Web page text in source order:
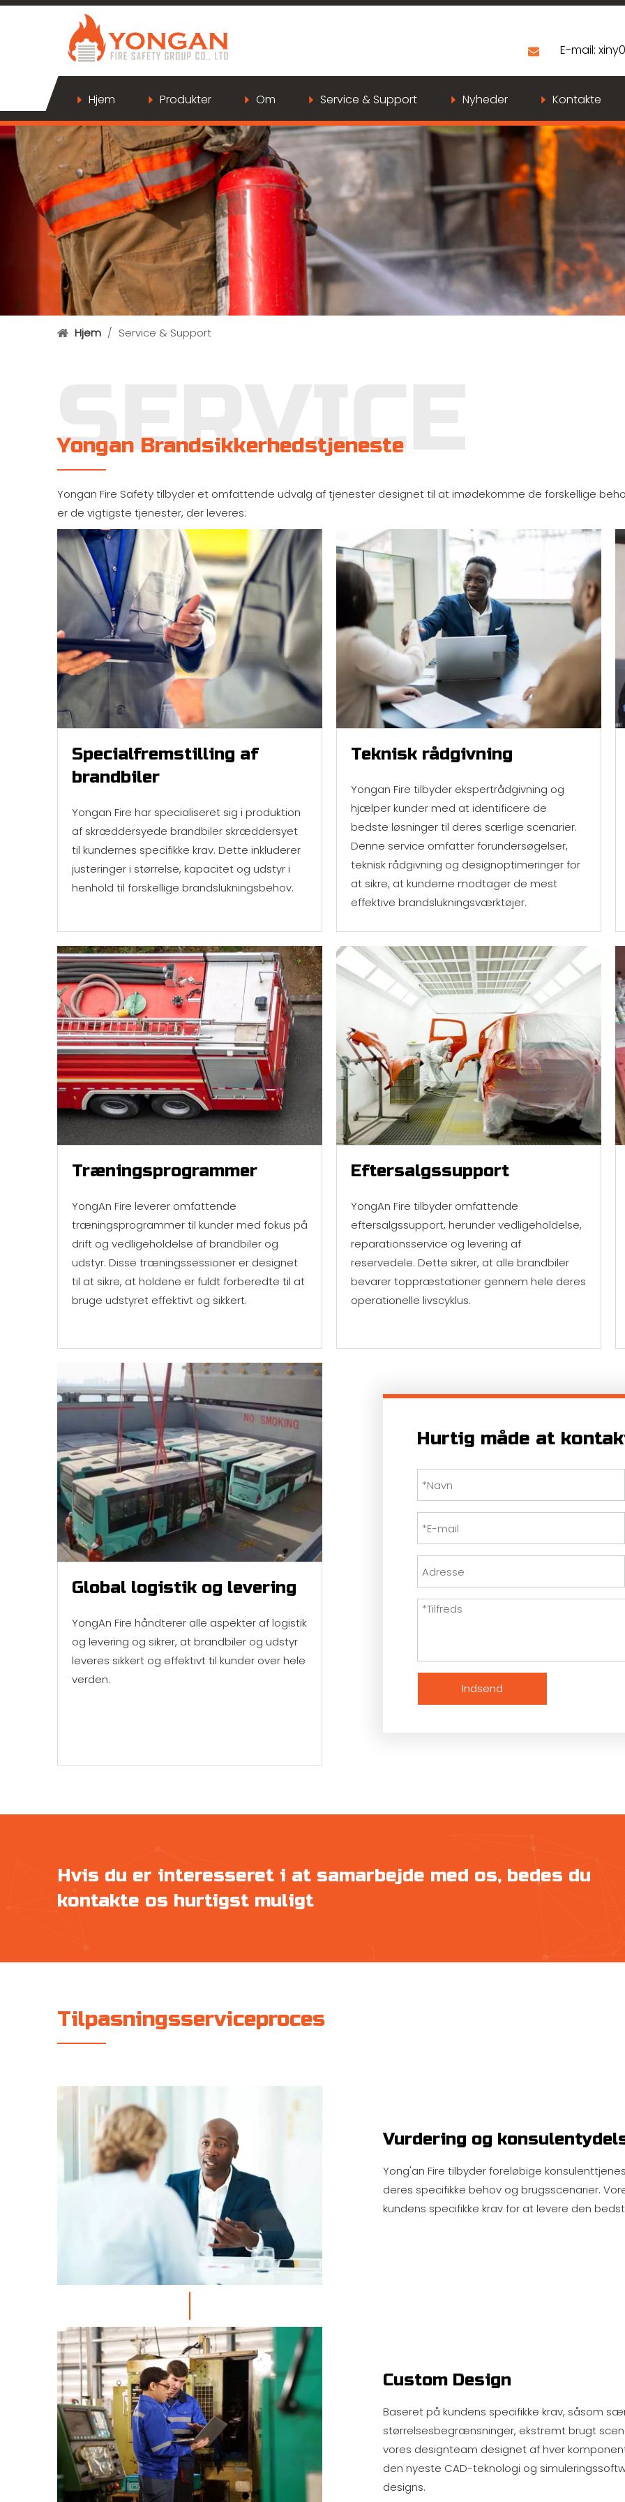
E-mail:
Hjem Produkter Om Service & Support Nyheder Kontakte
Hjem / Service & Support
Yongan Brandsikkerhedstjeneste
Yongan Fire Safety tilbyder et omfattende udvalg af tjenester designet til at imødekomme de forskellige
er de vigtigste tjenester, der leveres:
Specialfremstilling af
brandbiler
Yongan Fire har specialiseret sig i produktion
af skræddersyede brandbiler skræddersyet
til kundernes specifikke krav. Dette inkluderer
justeringer i størrelse, kapacitet og udstyr i
henhold til forskellige brandslukningsbehov.
Teknisk rådgivning
Yongan Fire tilbyder ekspertrådgivning og
hjælper kunder med at identificere de
bedste løsninger til deres særlige scenarier.
Denne service omfatter forundersøgelser,
teknisk rådgivning og designoptimeringer for
at sikre, at kunderne modtager de mest
effektive brandslukningsværktøjer.
Træningsprogrammer
YongAn Fire leverer omfattende
træningsprogrammer til kunder med fokus på
drift og vedligeholdelse af brandbiler og
udstyr. Disse træningssessioner er designet
til at sikre, at holdene er fuldt forberedte til at
bruge udstyret effektivt og sikkert.
Eftersalgssupport
YongAn Fire tilbyder omfattende
eftersalgssupport, herunder vedligeholdelse,
reparationsservice og levering af
reservedele. Dette sikrer, at alle brandbiler
bevarer toppræstationer gennem hele deres
operationelle livscyklus.
Global logistik og levering
YongAn Fire håndterer alle aspekter af logistik
og levering og sikrer, at brandbiler og udstyr
leveres sikkert og effektivt til kunder over hele
verden.
Hurtig måde at
Indsend
Hvis du er interesseret i at samarbejde med os, bedes du
kontakte os hurtigst muligt
Tilpasningsserviceproces
Vurdering og
Yong'an Fire tilbyder foreløbige
deres specifikke behov og brugsscenarier.
kundens specifikke krav for at levere den
Custom Design
Baseret på kundens specifikke krav, såsom
størrelsesbegrænsninger, ekstremt brugt
vores designteam designet af hver
den nyeste CAD-teknologi og
designs.